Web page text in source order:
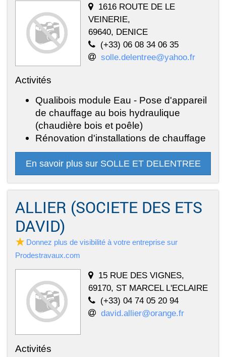
1616 ROUTE DE LE
VEINERIE,
69640, DENICE
(+33) 06 08 34 06 35
solle.delentree@yahoo.fr
Activités
Qualibois module Eau - Pose d'appareil
de chauffage au bois hydraulique
(chaudière bois et poêle)
Rénovation d'installations de chauffage
En savoir plus sur SOLLE ET DELENTREE
ALLIER (SOCIETE DES ETS
DAVID)
Donnez plus de visibilité à votre entreprise sur
Prodestravaux.com
15 RUE DES VIGNES,
69170, ST MARCEL L'ECLAIRE
(+33) 04 74 05 20 94
david.allier@orange.fr
Activités